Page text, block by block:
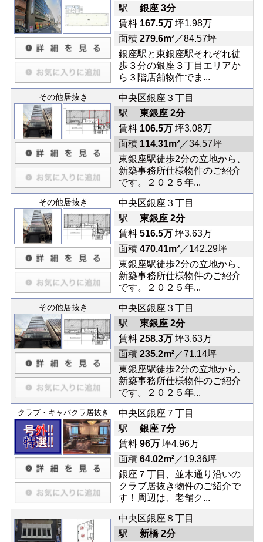
駅 銀座 3分
賃料 167.5万坪1.98万
面積 279.6m²／84.57坪
銀座駅と東銀座駅それぞれ徒
歩３分の銀座３丁目エリアか
ら３階店舗物件でま...
その他居抜き
中央区銀座３丁目
駅 東銀座 2分
賃料 106.5万坪3.08万
面積 114.31m²／34.57坪
東銀座駅徒歩2分の立地から、
新築事務所仕様物件のご紹介
です。２０２５年...
その他居抜き
中央区銀座３丁目
駅 東銀座 2分
賃料 516.5万坪3.63万
面積 470.41m²／142.29坪
東銀座駅徒歩2分の立地から、
新築事務所仕様物件のご紹介
です。２０２５年...
その他居抜き
中央区銀座３丁目
駅 東銀座 2分
賃料 258.3万坪3.63万
面積 235.2m²／71.14坪
東銀座駅徒歩2分の立地から、
新築事務所仕様物件のご紹介
です。２０２５年...
クラブ・キャバクラ居抜き
中央区銀座７丁目
駅 銀座 7分
賃料 96万坪4.96万
面積 64.02m²／19.36坪
銀座７丁目、並木通り沿いの
クラブ居抜き物件のご紹介で
す！周辺は、老舗ク...
中央区銀座８丁目
駅 新橋 2分